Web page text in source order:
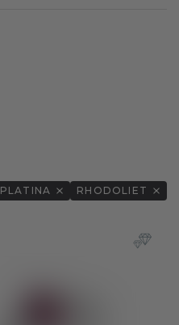
PLATINA RHODOLIET